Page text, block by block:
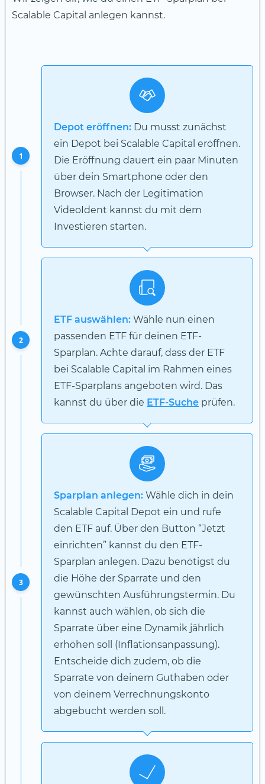
Scalable Capital anlegen kannst.
1
Depot eröffnen: Du musst zunächst
ein Depot bei Scalable Capital eröffnen.
Die Eröffnung dauert ein paar Minuten
über dein Smartphone oder den
Browser. Nach der Legitimation
VideoIdent kannst du mit dem
Investieren starten.
2
ETF auswählen: Wähle nun einen
passenden ETF für deinen ETF-
Sparplan. Achte darauf, dass der ETF
bei Scalable Capital im Rahmen eines
ETF-Sparplans angeboten wird. Das
kannst du über die ETF-Suche prüfen.
3
Sparplan anlegen: Wähle dich in dein
Scalable Capital Depot ein und rufe
den ETF auf. Über den Button “Jetzt
einrichten” kannst du den ETF-
Sparplan anlegen. Dazu benötigst du
die Höhe der Sparrate und den
gewünschten Ausführungstermin. Du
kannst auch wählen, ob sich die
Sparrate über eine Dynamik jährlich
erhöhen soll (Inflationsanpassung).
Entscheide dich zudem, ob die
Sparrate von deinem Guthaben oder
von deinem Verrechnungskonto
abgebucht werden soll.